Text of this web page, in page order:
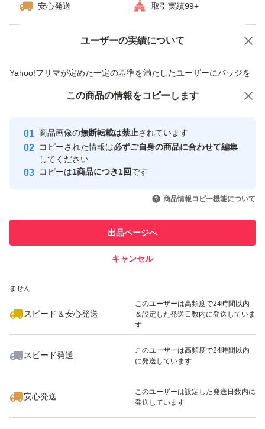
安心発送 取引実績99+
ユーザーの実績について
Yahoo!フリマが定めた一定の基準を満たしたユーザーにバッジを
付与しています
安心取引出品者
心・安全なユーザーです
取引実績
引を完了させた実績があります
での取引実績があります
ません
スピード＆安心発送
このユーザーは高頻度で24時間以内
＆設定した発送日数内に発送していま
す
スピード発送
このユーザーは高頻度で24時間以内
に発送しています
安心発送
このユーザーは設定した発送日数内に
発送しています
価格の相談 商品への質問
この商品の情報をコピーします
商品画像の無断転載は禁止されています
コピーされた情報は必ずご自身の商品に合わせて編集
してください
コピーは1商品につき1回です
商品情報コピー機能について
出品ページへ
キャンセル
この商品をみている人にオススメ
いいね！
1,880